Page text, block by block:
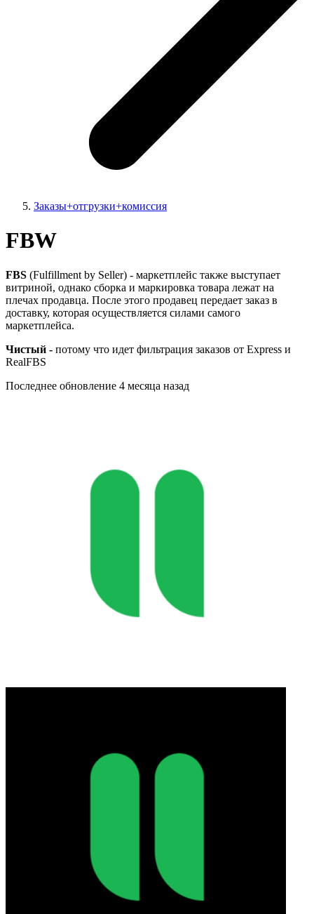
Заказы+отгрузки+комиссия
FBW
FBS (Fulfillment by Seller) - маркетплейс также выступает
витриной, однако сборка и маркировка товара лежат на
плечах продавца. После этого продавец передает заказ в
доставку, которая осуществляется силами самого
маркетплейса.
Чистый - потому что идет фильтрация заказов от Express и
RealFBS
Последнее обновление 4 месяца назад